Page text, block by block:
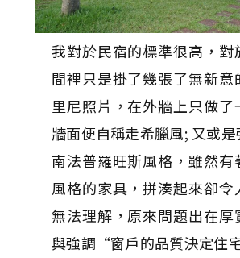
我對於民宿的標準很高，對
間裡只是掛了幾張了無新意
里尼照片，在外牆上只做了
牆面便自稱走希臘風; 又或
南法普羅旺斯風格，雖然有
風格的家具，拼湊起來卻令
無法理解，原來問題出在厚
與強調“窗戶的品質決定住